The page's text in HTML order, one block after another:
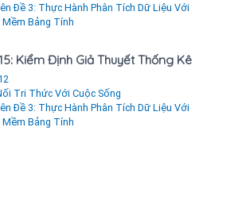
Đề 3: Thực Hành Phân Tích Dữ Liệu Với
Mềm Bảng Tính
Kiểm Định Giả Thuyết Thống Kê
Tri Thức Với Cuộc Sống
Đề 3: Thực Hành Phân Tích Dữ Liệu Với
Mềm Bảng Tính